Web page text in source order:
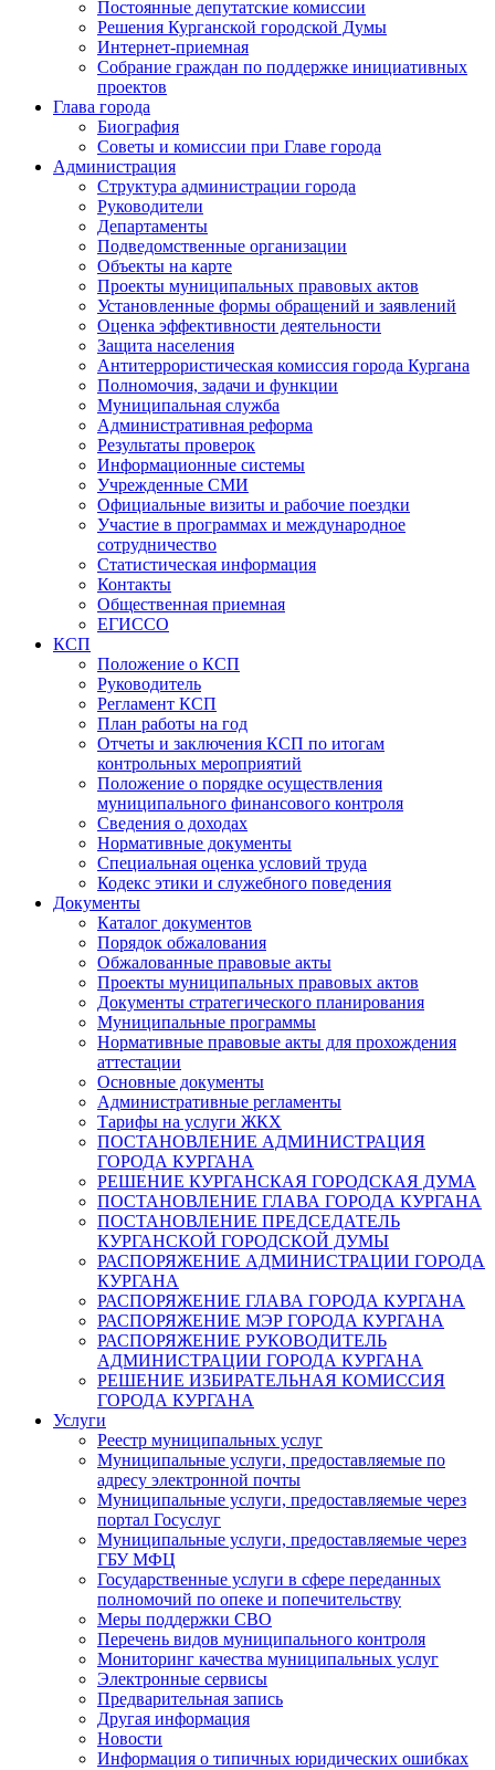
Постоянные депутатские комиссии
Решения Курганской городской Думы
Интернет-приемная
Собрание граждан по поддержке инициативных
проектов
Глава города
Биография
Советы и комиссии при Главе города
Администрация
Структура администрации города
Руководители
Департаменты
Подведомственные организации
Объекты на карте
Проекты муниципальных правовых актов
Установленные формы обращений и заявлений
Оценка эффективности деятельности
Защита населения
Антитеррористическая комиссия города Кургана
Полномочия, задачи и функции
Муниципальная служба
Административная реформа
Результаты проверок
Информационные системы
Учрежденные СМИ
Официальные визиты и рабочие поездки
Участие в программах и международное
сотрудничество
Статистическая информация
Контакты
Общественная приемная
ЕГИССО
КСП
Положение о КСП
Руководитель
Регламент КСП
План работы на год
Отчеты и заключения КСП по итогам
контрольных мероприятий
Положение о порядке осуществления
муниципального финансового контроля
Сведения о доходах
Нормативные документы
Специальная оценка условий труда
Кодекс этики и служебного поведения
Документы
Каталог документов
Порядок обжалования
Обжалованные правовые акты
Проекты муниципальных правовых актов
Документы стратегического планирования
Муниципальные программы
Нормативные правовые акты для прохождения
аттестации
Основные документы
Административные регламенты
Тарифы на услуги ЖКХ
ПОСТАНОВЛЕНИЕ АДМИНИСТРАЦИЯ
ГОРОДА КУРГАНА
РЕШЕНИЕ КУРГАНСКАЯ ГОРОДСКАЯ ДУМА
ПОСТАНОВЛЕНИЕ ГЛАВА ГОРОДА КУРГАНА
ПОСТАНОВЛЕНИЕ ПРЕДСЕДАТЕЛЬ
КУРГАНСКОЙ ГОРОДСКОЙ ДУМЫ
РАСПОРЯЖЕНИЕ АДМИНИСТРАЦИИ ГОРОДА
КУРГАНА
РАСПОРЯЖЕНИЕ ГЛАВА ГОРОДА КУРГАНА
РАСПОРЯЖЕНИЕ МЭР ГОРОДА КУРГАНА
РАСПОРЯЖЕНИЕ РУКОВОДИТЕЛЬ
АДМИНИСТРАЦИИ ГОРОДА КУРГАНА
РЕШЕНИЕ ИЗБИРАТЕЛЬНАЯ КОМИССИЯ
ГОРОДА КУРГАНА
Услуги
Реестр муниципальных услуг
Муниципальные услуги, предоставляемые по
адресу электронной почты
Муниципальные услуги, предоставляемые через
портал Госуслуг
Муниципальные услуги, предоставляемые через
ГБУ МФЦ
Государственные услуги в сфере переданных
полномочий по опеке и попечительству
Меры поддержки СВО
Перечень видов муниципального контроля
Мониторинг качества муниципальных услуг
Электронные сервисы
Предварительная запись
Другая информация
Новости
Информация о типичных юридических ошибках